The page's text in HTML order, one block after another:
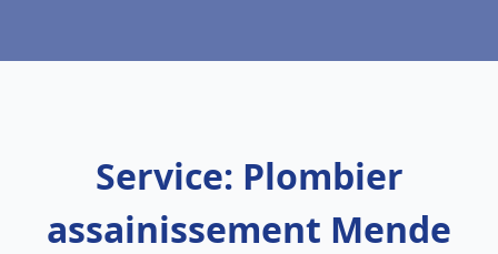
Service: Plombier
assainissement Mende